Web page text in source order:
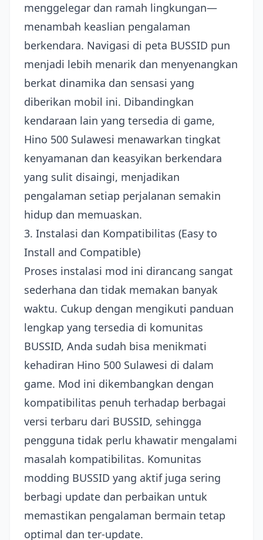
menggelegar dan ramah lingkungan—
menambah keaslian pengalaman
berkendara. Navigasi di peta BUSSID pun
menjadi lebih menarik dan menyenangkan
berkat dinamika dan sensasi yang
diberikan mobil ini. Dibandingkan
kendaraan lain yang tersedia di game,
Hino 500 Sulawesi menawarkan tingkat
kenyamanan dan keasyikan berkendara
yang sulit disaingi, menjadikan
pengalaman setiap perjalanan semakin
hidup dan memuaskan.
3. Instalasi dan Kompatibilitas (Easy to
Install and Compatible)
Proses instalasi mod ini dirancang sangat
sederhana dan tidak memakan banyak
waktu. Cukup dengan mengikuti panduan
lengkap yang tersedia di komunitas
BUSSID, Anda sudah bisa menikmati
kehadiran Hino 500 Sulawesi di dalam
game. Mod ini dikembangkan dengan
kompatibilitas penuh terhadap berbagai
versi terbaru dari BUSSID, sehingga
pengguna tidak perlu khawatir mengalami
masalah kompatibilitas. Komunitas
modding BUSSID yang aktif juga sering
berbagi update dan perbaikan untuk
memastikan pengalaman bermain tetap
optimal dan ter-update.